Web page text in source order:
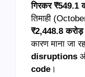
गिरकर ₹549.1
तिमाही
₹2,448.8 करोड़
कारण माना जा
disruptions
code ।